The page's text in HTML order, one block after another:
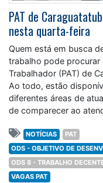
PAT de
nesta quarta-feira
Quem está em busca
trabalho pode
Trabalhador (PAT) de
Ao todo, estão
diferentes áreas de
de comparecer ao
NOTÍCIAS
PAT
ODS - OBJETIVO DE
ODS 8 - TRABALHO
VAGAS PAT